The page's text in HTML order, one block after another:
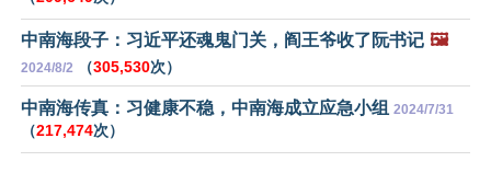
中南海段子：习近平还魂鬼门关，阎王爷收了阮书记 🖼️
2024/8/2 （305,530次）
中南海传真：习健康不稳，中南海成立应急小组 2024/7/31
（217,474次）